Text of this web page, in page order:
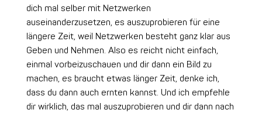
dich mal selber mit Netzwerken
auseinanderzusetzen, es auszuprobieren für eine
längere Zeit, weil Netzwerken besteht ganz klar aus
Geben und Nehmen. Also es reicht nicht einfach,
einmal vorbeizuschauen und dir dann ein Bild zu
machen, es braucht etwas länger Zeit, denke ich,
dass du dann auch ernten kannst. Und ich empfehle
dir wirklich, das mal auszuprobieren und dir dann nach